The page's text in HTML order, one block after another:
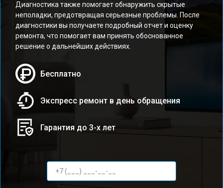
Диагностика также помогает обнаружить скрытые
неполадки, предотвращая серьезные проблемы. После
диагностики вы получаете подробный отчет и оценку
ремонта, что помогает вам принять обоснованное
решение о дальнейших действиях.
Бесплатно
Экспресс ремонт в день обращения
Гарантия до 3-х лет